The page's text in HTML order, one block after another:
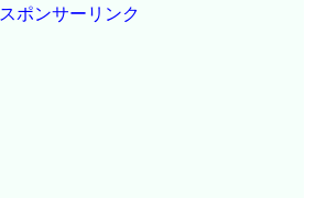
スポンサーリンク